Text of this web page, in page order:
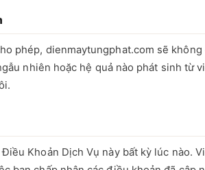
phép, dienmaytungphat.com sẽ
nhiên hoặc hệ quả nào phát sinh từ
Khoản Dịch Vụ này bất kỳ lúc nào.